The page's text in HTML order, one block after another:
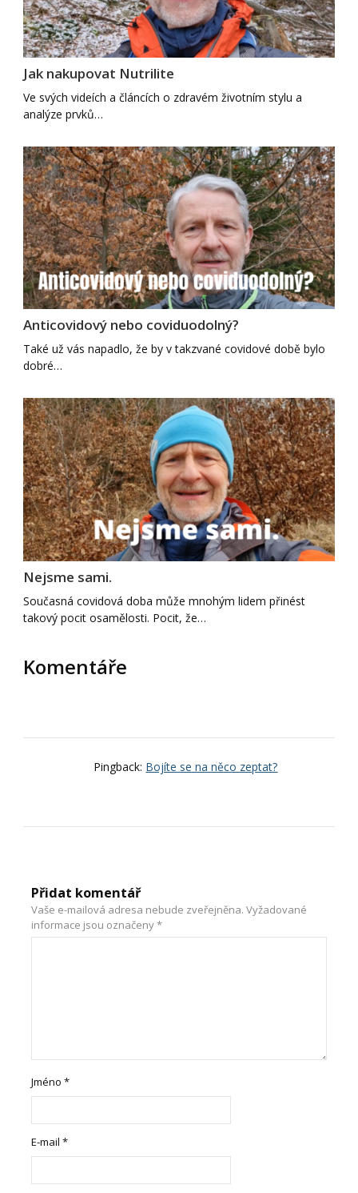
Jak nakupovat Nutrilite
Ve svých videích a článcích o zdravém životním stylu a
analýze prvků…
Anticovidový nebo coviduodolný?
Také už vás napadlo, že by v takzvané covidové době bylo
dobré…
Nejsme sami.
Současná covidová doba může mnohým lidem přinést
takový pocit osamělosti. Pocit, že…
Komentáře
Pingback: Bojíte se na něco zeptat?
Přidat komentář
Vaše e-mailová adresa nebude zveřejněna. Vyžadované
informace jsou označeny*
Jméno*
E-mail*